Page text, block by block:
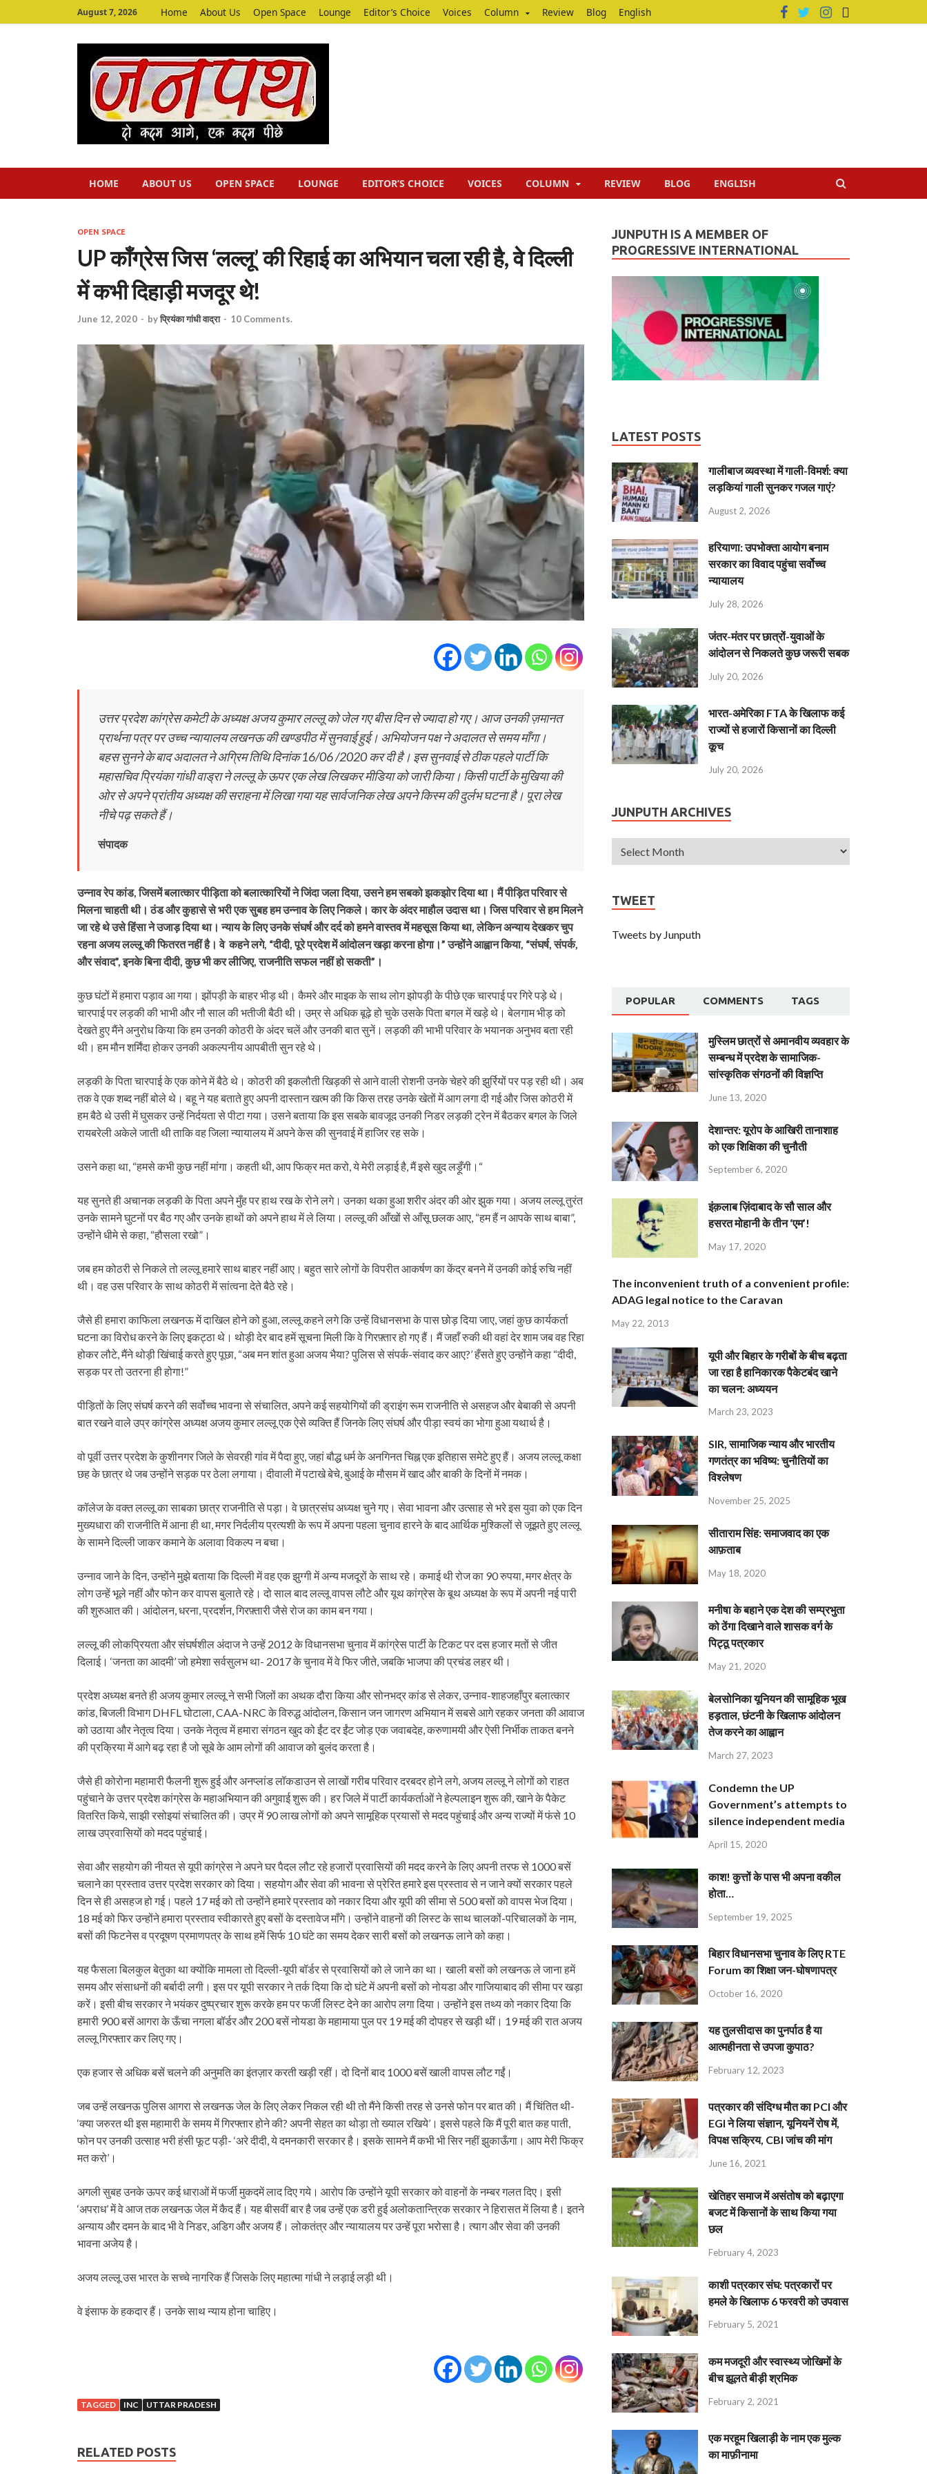
August 7, 2026 Home About Us Open Space Lounge Editor’s Choice Voices Column Review Blog English
HOME ABOUT US OPEN SPACE LOUNGE EDITOR’S CHOICE VOICES COLUMN REVIEW BLOG ENGLISH
OPEN SPACE
UP कॉंग्रेस जिस ‘लल्लू’ की रिहाई का अभियान चला रही है, वे दिल्ली
में कभी दिहाड़ी मजदूर थे!
June 12, 2020 - byप्रियंका गांधी वाद्रा - 10 Comments.
उत्तर प्रदेश कांग्रेस कमेटी के अध्यक्ष अजय कुमार लल्लू को जेल गए बीस दिन से ज्यादा हो गए। आज उनकी ज़मानत
प्रार्थना पत्र पर उच्च न्यायालय लखनऊ की खण्डपीठ में सुनवाई हुई। अभियोजन पक्ष ने अदालत से समय माँगा।
बहस सुनने के बाद अदालत ने अग्रिम तिथि दिनांक 16/06 /2020 कर दी है। इस सुनवाई से ठीक पहले पार्टी कि
महासचिव प्रियंका गांधी वाड्रा ने लल्लू के ऊपर एक लेख लिखकर मीडिया को जारी किया। किसी पार्टी के मुखिया की
ओर से अपने प्रांतीय अध्यक्ष की सराहना में लिखा गया यह सार्वजनिक लेख अपने किस्म की दुर्लभ घटना है। पूरा लेख
नीचे पढ़ सकते हैं।
संपादक
उन्नाव रेप कांड, जिसमें बलात्कार पीड़िता को बलात्कारियों ने जिंदा जला दिया, उसने हम सबको झकझोर दिया था। मैं पीड़ित परिवार से
मिलना चाहती थी। ठंड और कुहासे से भरी एक सुबह हम उन्नाव के लिए निकले। कार के अंदर माहौल उदास था। जिस परिवार से हम मिलने
जा रहे थे उसे हिंसा ने उजाड़ दिया था। न्याय के लिए उनके संघर्ष और दर्द को हमने वास्तव में महसूस किया था, लेकिन अन्याय देखकर चुप
रहना अजय लल्लू की फितरत नहीं है। वे कहने लगे, “दीदी, पूरे प्रदेश में आंदोलन खड़ा करना होगा।” उन्होंने आह्वान किया, “संघर्ष, संपर्क,
और संवाद”, इनके बिना दीदी, कुछ भी कर लीजिए, राजनीति सफल नहीं हो सकती”।
कुछ घंटों में हमारा पड़ाव आ गया। झोंपड़ी के बाहर भीड़ थी। कैमरे और माइक के साथ लोग झोपड़ी के पीछे एक चारपाई पर गिरे पड़े थे।
चारपाई पर लड़की की भाभी और नौ साल की भतीजी बैठी थी। उम्र से अधिक बूढ़े हो चुके उसके पिता बगल में खड़े थे। बेलगाम भीड़ को
देखते हुए मैंने अनुरोध किया कि हम उनकी कोठरी के अंदर चलें और उनकी बात सुनें। लड़की की भाभी परिवार के भयानक अनुभव बता रही
थी। हम मौन शर्मिंदा होकर उनकी अकल्पनीय आपबीती सुन रहे थे।
लड़की के पिता चारपाई के एक कोने में बैठे थे। कोठरी की इकलौती खिड़की से आने वाली रोशनी उनके चेहरे की झुर्रियों पर पड़ रही थी। अब
तक वे एक शब्द नहीं बोले थे। बहू ने यह बताते हुए अपनी दास्तान खत्म की कि किस तरह उनके खेतों में आग लगा दी गई और जिस कोठरी में
हम बैठे थे उसी में घुसकर उन्हें निर्दयता से पीटा गया। उसने बताया कि इस सबके बावजूद उनकी निडर लड़की ट्रेन में बैठकर बगल के जिले
रायबरेली अकेले जाती थी ताकि वह जिला न्यायालय में अपने केस की सुनवाई में हाजिर रह सके।
उसने कहा था, “हमसे कभी कुछ नहीं मांगा। कहती थी, आप फिक्र मत करो, ये मेरी लड़ाई है, मैं इसे खुद लड़ूँगी।“
यह सुनते ही अचानक लड़की के पिता अपने मुँह पर हाथ रख के रोने लगे। उनका थका हुआ शरीर अंदर की ओर झुक गया। अजय लल्लू तुरंत
उनके सामने घुटनों पर बैठ गए और उनके हाथों को अपने हाथ में ले लिया। लल्लू की आँखों से आँसू छलक आए, “हम हैं न आपके साथ बाबा”,
उन्होंने धीमे से कहा, “हौसला रखो”।
जब हम कोठरी से निकले तो लल्लू हमारे साथ बाहर नहीं आए। बहुत सारे लोगों के विपरीत आकर्षण का केंद्र बनने में उनकी कोई रुचि नहीं
थी। वह उस परिवार के साथ कोठरी में सांत्वना देते बैठे रहे।
जैसे ही हमारा काफिला लखनऊ में दाखिल होने को हुआ, लल्लू कहने लगे कि उन्हें विधानसभा के पास छोड़ दिया जाए, जहां कुछ कार्यकर्ता
घटना का विरोध करने के लिए इकट्ठा थे। थोड़ी देर बाद हमें सूचना मिली कि वे गिरफ़्तार हो गए हैं। मैं जहाँ रुकी थी वहां देर शाम जब वह रिहा
होकर लौटे, मैंने थोड़ी खिंचाई करते हुए पूछा, “अब मन शांत हुआ अजय भैया? पुलिस से संपर्क-संवाद कर आए?’ हँसते हुए उन्होंने कहा “दीदी,
सड़क पर तो उतरना ही होगा!”
पीड़ितों के लिए संघर्ष करने की सर्वोच्च भावना से संचालित, अपने कई सहयोगियों की ड्राइंग रूम राजनीति से असहज और बेबाकी से अपनी
बात रखने वाले उप्र कांग्रेस अध्यक्ष अजय कुमार लल्लू एक ऐसे व्यक्ति हैं जिनके लिए संघर्ष और पीड़ा स्वयं का भोगा हुआ यथार्थ है।
वो पूर्वी उत्तर प्रदेश के कुशीनगर जिले के सेवरही गांव में पैदा हुए, जहां बौद्ध धर्म के अनगिनत चिह्न एक इतिहास समेटे हुए हैं। अजय लल्लू कक्षा
छह के छात्र थे जब उन्होंने सड़क पर ठेला लगाया। दीवाली में पटाखे बेचे, बुआई के मौसम में खाद और बाकी के दिनों में नमक।
कॉलेज के वक्त लल्लू का साबका छात्र राजनीति से पड़ा। वे छात्रसंघ अध्यक्ष चुने गए। सेवा भावना और उत्साह से भरे इस युवा को एक दिन
मुख्यधारा की राजनीति में आना ही था, मगर निर्दलीय प्रत्यशी के रूप में अपना पहला चुनाव हारने के बाद आर्थिक मुश्किलों से जूझते हुए लल्लू
के सामने दिल्ली जाकर कमाने के अलावा विकल्प न बचा।
उन्नाव जाने के दिन, उन्होंने मुझे बताया कि दिल्ली में वह एक झुग्गी में अन्य मजदूरों के साथ रहे। कमाई थी रोज का 90 रुपया, मगर क्षेत्र के
लोग उन्हें भूले नहीं और फोन कर वापस बुलाते रहे। दो साल बाद लल्लू वापस लौटे और यूथ कांग्रेस के बूथ अध्यक्ष के रूप में अपनी नई पारी
की शुरुआत की। आंदोलन, धरना, प्रदर्शन, गिरफ़्तारी जैसे रोज का काम बन गया।
लल्लू की लोकप्रियता और संघर्षशील अंदाज ने उन्हें 2012 के विधानसभा चुनाव में कांग्रेस पार्टी के टिकट पर दस हजार मतों से जीत
दिलाई। ‘जनता का आदमी’ जो हमेशा सर्वसुलभ था- 2017 के चुनाव में वे फिर जीते, जबकि भाजपा की प्रचंड लहर थी।
प्रदेश अध्यक्ष बनते ही अजय कुमार लल्लू ने सभी जिलों का अथक दौरा किया और सोनभद्र कांड से लेकर, उन्नाव-शाहजहाँपुर बलात्कार
कांड, बिजली विभाग DHFL घोटाला, CAA-NRC के विरुद्ध आंदोलन, किसान जन जागरण अभियान में सबसे आगे रहकर जनता की आवाज
को उठाया और नेतृत्व दिया। उनके नेतृत्व में हमारा संगठन खुद को ईंट दर ईंट जोड़ एक जवाबदेह, करुणामयी और ऐसी निर्भीक ताकत बनने
की प्रक्रिया में आगे बढ़ रहा है जो सूबे के आम लोगों की आवाज को बुलंद करता है।
जैसे ही कोरोना महामारी फैलनी शुरू हुई और अनप्लांड लॉकडाउन से लाखों गरीब परिवार दरबदर होने लगे, अजय लल्लू ने लोगों को राहत
पहुंचाने के उत्तर प्रदेश कांग्रेस के महाअभियान की अगुवाई शुरू की। हर जिले में पार्टी कार्यकर्ताओं ने हेल्पलाइन शुरू की, खाने के पैकेट
वितरित किये, साझी रसोइयां संचालित की। उप्र में 90 लाख लोगों को अपने सामूहिक प्रयासों से मदद पहुंचाई और अन्य राज्यों में फंसे 10
लाख उप्रवासियों को मदद पहुंचाई।
सेवा और सहयोग की नीयत से यूपी कांग्रेस ने अपने घर पैदल लौट रहे हजारों प्रवासियों की मदद करने के लिए अपनी तरफ से 1000 बसें
चलाने का प्रस्ताव उत्तर प्रदेश सरकार को दिया। सहयोग और सेवा की भावना से प्रेरित हमारे इस प्रस्ताव से न जाने क्यों सरकार पहले
दिन से ही असहज हो गई। पहले 17 मई को तो उन्होंने हमारे प्रस्ताव को नकार दिया और यूपी की सीमा से 500 बसों को वापस भेज दिया।
18 मई को फिर उन्होंने हमारा प्रस्ताव स्वीकारते हुए बसों के दस्तावेज माँगे। उन्होंने वाहनों की लिस्ट के साथ चालकों-परिचालकों के नाम,
बसों की फिटनेस व प्रदूषण प्रमाणपत्र के साथ हमें सिर्फ 10 घंटे का समय देकर सारी बसों को लखनऊ लाने को कहा।
यह फैसला बिलकुल बेतुका था क्योंकि मामला तो दिल्ली-यूपी बॉर्डर से प्रवासियों को ले जाने का था। खाली बसों को लखनऊ ले जाना हमें
समय और संसाधनों की बर्बादी लगी। इस पर यूपी सरकार ने तर्क दिया कि दो घंटे में अपनी बसों को नोयडा और गाजियाबाद की सीमा पर खड़ा
करें। इसी बीच सरकार ने भयंकर दुष्प्रचार शुरू करके हम पर फर्जी लिस्ट देने का आरोप लगा दिया। उन्होंने इस तथ्य को नकार दिया कि
हमारी 900 बसें आगरा के ऊँचा नगला बॉर्डर और 200 बसें नोयडा के महामाया पुल पर 19 मई की दोपहर से खड़ी थीं। 19 मई की रात अजय
लल्लू गिरफ्तार कर लिए गए।
एक हजार से अधिक बसें चलने की अनुमति का इंतज़ार करती खड़ी रहीं। दो दिनों बाद 1000 बसें खाली वापस लौट गईं।
जब उन्हें लखनऊ पुलिस आगरा से लखनऊ जेल के लिए लेकर निकल रही थी तो मैंने किसी तरह से उनसे फोन पर बात की। मैं चिंतित थी-
‘क्या जरुरत थी इस महामारी के समय में गिरफ्तार होने की? अपनी सेहत का थोड़ा तो ख्याल रखिये’। इससे पहले कि मैं पूरी बात कह पाती,
फोन पर उनकी उत्साह भरी हंसी फूट पड़ी- ‘अरे दीदी, ये दमनकारी सरकार है। इसके सामने मैं कभी भी सिर नहीं झुकाऊँगा। आप मेरी फिक्र
मत करो’।
अगली सुबह उनके ऊपर कई धाराओं में फर्जी मुकदमें लाद दिए गये। आरोप कि उन्होंने यूपी सरकार को वाहनों के नम्बर गलत दिए। इसी
‘अपराध’ में वे आज तक लखनऊ जेल में कैद हैं। यह बीसवीं बार है जब उन्हें एक डरी हुई अलोकतान्त्रिक सरकार ने हिरासत में लिया है। इतने
अन्याय और दमन के बाद भी वे निडर, अडिग और अजय हैं। लोकतंत्र और न्यायालय पर उन्हें पूरा भरोसा है। त्याग और सेवा की उनकी
भावना अजेय है।
अजय लल्लू उस भारत के सच्चे नागरिक हैं जिसके लिए महात्मा गांधी ने लड़ाई लड़ी थी।
वे इंसाफ के हकदार हैं। उनके साथ न्याय होना चाहिए।
TAGGED INC UTTAR PRADESH
RELATED POSTS
JUNPUTH IS A MEMBER OF
PROGRESSIVE INTERNATIONAL
LATEST POSTS
गालीबाज व्‍यवस्‍था में गाली-विमर्श: क्या
लड़कियां गाली सुनकर गजल गाएं?
August 2, 2026
हरियाणा: उपभोक्ता आयोग बनाम
सरकार का विवाद पहुंचा सर्वोच्च
न्यायालय
July 28, 2026
जंतर-मंतर पर छात्रों-युवाओं के
आंदोलन से निकलते कुछ जरूरी सबक
July 20, 2026
भारत-अमेरिका FTA के खिलाफ कई
राज्यों से हजारों किसानों का दिल्ली
कूच
July 20, 2026
JUNPUTH ARCHIVES
TWEET
Tweets by Junputh
POPULAR COMMENTS TAGS
मुस्लिम छात्रों से अमानवीय व्यवहार के
सम्बन्ध में प्रदेश के सामाजिक-
सांस्कृतिक संगठनों की विज्ञप्ति
June 13, 2020
देशान्‍तर: यूरोप के आखिरी तानाशाह
को एक शिक्षिका की चुनौती
September 6, 2020
इंक़लाब ज़िंदाबाद के सौ साल और
हसरत मोहानी के तीन ‘एम’!
May 17, 2020
The inconvenient truth of a convenient profile:
ADAG legal notice to the Caravan
May 22, 2013
यूपी और बिहार के गरीबों के बीच बढ़ता
जा रहा है हानिकारक पैकेटबंद खाने
का चलन: अध्ययन
March 23, 2023
SIR, सामाजिक न्याय और भारतीय
गणतंत्र का भविष्य: चुनौतियों का
विश्लेषण
November 25, 2025
सीताराम सिंह: समाजवाद का एक
आफ़ताब
May 18, 2020
मनीषा के बहाने एक देश की सम्प्रभुता
को ठेंगा दिखाने वाले शासक वर्ग के
पिट्ठू पत्रकार
May 21, 2020
बेलसोनिका यूनियन की सामूहिक भूख
हड़ताल, छंटनी के खिलाफ आंदोलन
तेज करने का आह्वान
March 27, 2023
Condemn the UP
Government’s attempts to
silence independent media
April 15, 2020
काश! कुत्तों के पास भी अपना वकील
होता…
September 19, 2025
बिहार विधानसभा चुनाव के लिए RTE
Forum का शिक्षा जन-घोषणापत्र
October 16, 2020
यह तुलसीदास का पुनर्पाठ है या
आत्महीनता से उपजा कुपाठ?
February 12, 2023
पत्रकार की संदिग्ध मौत का PCI और
EGI ने लिया संज्ञान, यूनियनें रोष में,
विपक्ष सक्रिय, CBI जांच की मांग
June 16, 2021
खेतिहर समाज में असंतोष को बढ़ाएगा
बजट में किसानों के साथ किया गया
छल
February 4, 2023
काशी पत्रकार संघ: पत्रकारों पर
हमले के खिलाफ 6 फरवरी को उपवास
February 5, 2021
कम मजदूरी और स्वास्थ्य जोखिमों के
बीच झूलते बीड़ी श्रमिक
February 2, 2021
एक मरहूम खिलाड़ी के नाम एक मुल्क
का माफ़ीनामा